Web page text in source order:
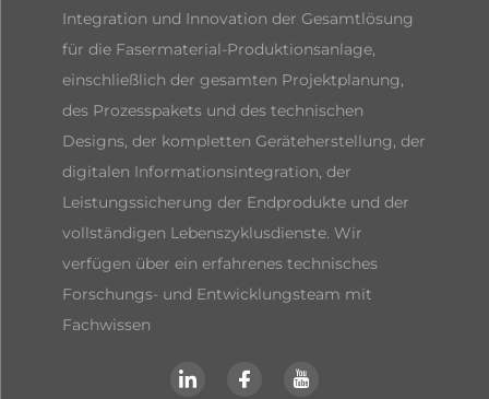
Integration und Innovation der Gesamtlösung
für die Fasermaterial-Produktionsanlage,
einschließlich der gesamten Projektplanung,
des Prozesspakets und des technischen
Designs, der kompletten Geräteherstellung, der
digitalen Informationsintegration, der
Leistungssicherung der Endprodukte und der
vollständigen Lebenszyklusdienste. Wir
verfügen über ein erfahrenes technisches
Forschungs- und Entwicklungsteam mit
Fachwissen